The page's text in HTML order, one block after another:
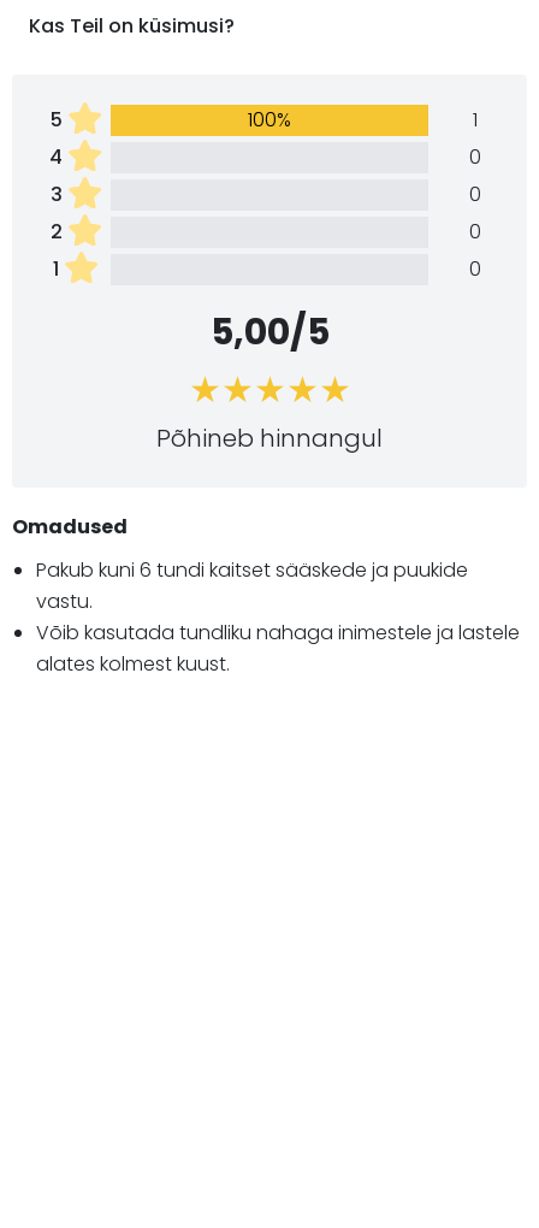
Kas Teil on küsimusi?
5 100%
1
4
0
3
0
2
0
1
0
5,00/5
Põhineb hinnangul
Omadused
Pakub kuni 6 tundi kaitset sääskede ja puukide
vastu.
Võib kasutada tundliku nahaga inimestele ja lastele
alates kolmest kuust.